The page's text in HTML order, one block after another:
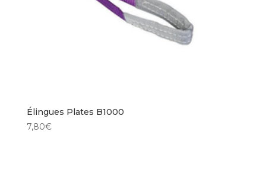
Élingues Plates B1000
7,80€